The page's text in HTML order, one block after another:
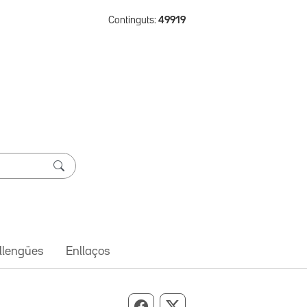
Continguts: 49919
Enllaços